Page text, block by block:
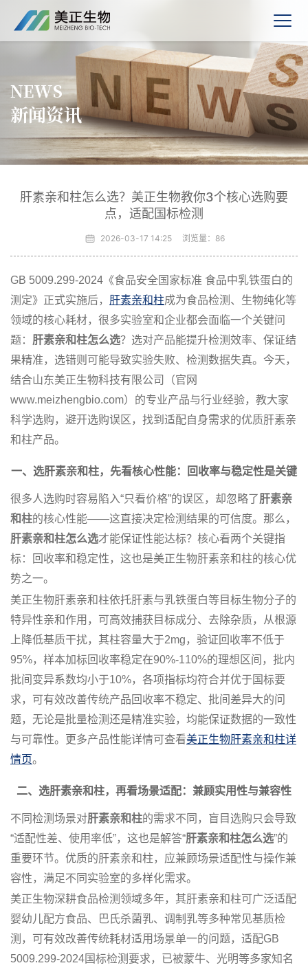
NEWS
新闻资讯
肝素亲和柱怎么选？美正生物教你3个核心选购要
点，适配国标检测
2026-03-17 14:25 浏览量： 86
GB 5009.299-2024《食品安全国家标准 食品中乳铁蛋白的
测定》正式实施后， 肝素亲和柱成为食品检测、生物纯化等
领域的核心耗材，很多实验室和企业都会面临一个关键问
题： 肝素亲和柱怎么选？选对产品能提升检测效率、保证结
果精准，选错则可能导致实验失败、检测数据失真。今天，
结合山东美正生物科技有限公司（官网
www.meizhengbio.com）的专业产品与行业经验，教大家
科学选购，避开选购误区，找到适配自身需求的优质肝素亲
和柱产品。
一、选肝素亲和柱，先看核心性能：回收率与稳定性是关键
很多人选购时容易陷入“只看价格”的误区，却忽略了肝素亲
和柱的核心性能——这直接决定检测结果的可信度。那么，
肝素亲和柱怎么选才能保证性能达标？核心看两个关键指
标：回收率和稳定性，这也是美正生物肝素亲和柱的核心优
势之一。
美正生物肝素亲和柱依托肝素与乳铁蛋白等目标生物分子的
特异性亲和作用，可高效捕获目标成分、去除杂质，从根源
上降低基质干扰，其柱容量大于2mg，验证回收率不低于
95%，样本加标回收率稳定在90%-110%的理想区间，批内
批间变异系数均小于10%，各项指标均符合并优于国标要
求，可有效改善传统产品回收率不稳定、批间差异大的问
题，无论是批量检测还是精准实验，均能保证数据的一致性
与可靠性。更多产品性能详情可查看美正生物肝素亲和柱详
情页。
二、选肝素亲和柱，再看场景适配：兼顾实用性与兼容性
不同检测场景对肝素亲和柱的需求不同，盲目选购只会导致
“适配性差、使用率低”，这也是解答“肝素亲和柱怎么选”的
重要环节。优质的肝素亲和柱，应兼顾场景适配性与操作兼
容性，满足不同实验室的多样化需求。
美正生物深耕食品检测领域多年，其肝素亲和柱可广泛适配
婴幼儿配方食品、巴氏杀菌乳、调制乳等多种常见基质检
测，可有效改善传统耗材适用场景单一的问题，适配GB
5009.299-2024国标检测要求，已被蒙牛、光明等多家知名